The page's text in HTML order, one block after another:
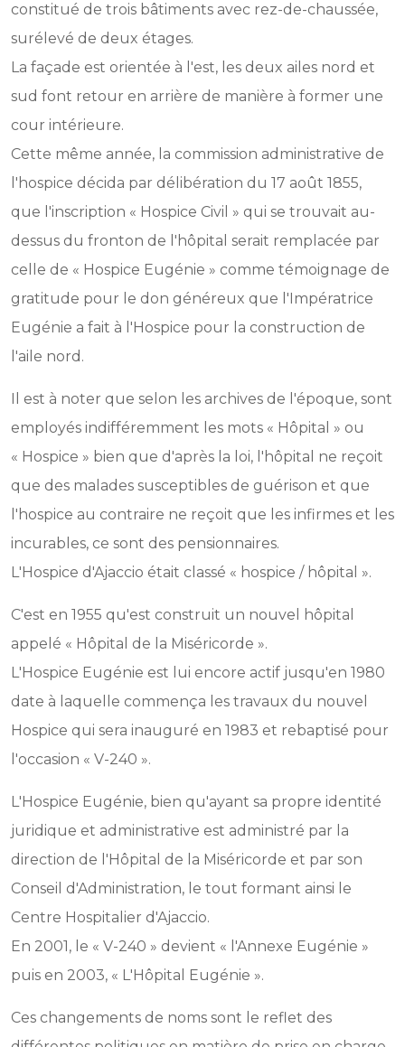
constitué de trois bâtiments avec rez-de-chaussée,
surélevé de deux étages.
La façade est orientée à l'est, les deux ailes nord et
sud font retour en arrière de manière à former une
cour intérieure.
Cette même année, la commission administrative de
l'hospice décida par délibération du 17 août 1855,
que l'inscription « Hospice Civil » qui se trouvait au-
dessus du fronton de l'hôpital serait remplacée par
celle de « Hospice Eugénie » comme témoignage de
gratitude pour le don généreux que l'Impératrice
Eugénie a fait à l'Hospice pour la construction de
l'aile nord.
Il est à noter que selon les archives de l'époque, sont
employés indifféremment les mots « Hôpital » ou
« Hospice » bien que d'après la loi, l'hôpital ne reçoit
que des malades susceptibles de guérison et que
l'hospice au contraire ne reçoit que les infirmes et les
incurables, ce sont des pensionnaires.
L'Hospice d'Ajaccio était classé « hospice / hôpital ».
C'est en 1955 qu'est construit un nouvel hôpital
appelé « Hôpital de la Miséricorde ».
L'Hospice Eugénie est lui encore actif jusqu'en 1980
date à laquelle commença les travaux du nouvel
Hospice qui sera inauguré en 1983 et rebaptisé pour
l'occasion « V-240 ».
L'Hospice Eugénie, bien qu'ayant sa propre identité
juridique et administrative est administré par la
direction de l'Hôpital de la Miséricorde et par son
Conseil d'Administration, le tout formant ainsi le
Centre Hospitalier d'Ajaccio.
En 2001, le « V-240 » devient « l'Annexe Eugénie »
puis en 2003, « L'Hôpital Eugénie ».
Ces changements de noms sont le reflet des